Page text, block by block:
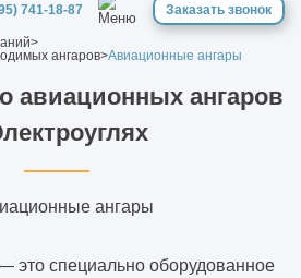
741-18-87 Заказать звонок
>
ангаров>Авиационные ангары
авиационных ангаров
это специально оборудованное